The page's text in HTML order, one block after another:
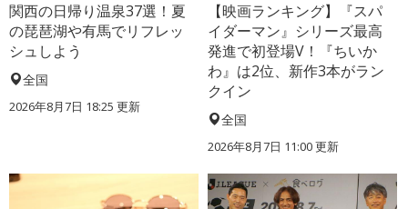
関西の日帰り温泉37選！夏
の琵琶湖や有馬でリフレッ
シュしよう
全国
2026年8月7日 18:25 更新
【映画ランキング】『スパ
イダーマン』シリーズ最高
発進で初登場V！『ちいか
わ』は2位、新作3本がラン
クイン
全国
2026年8月7日 11:00更新